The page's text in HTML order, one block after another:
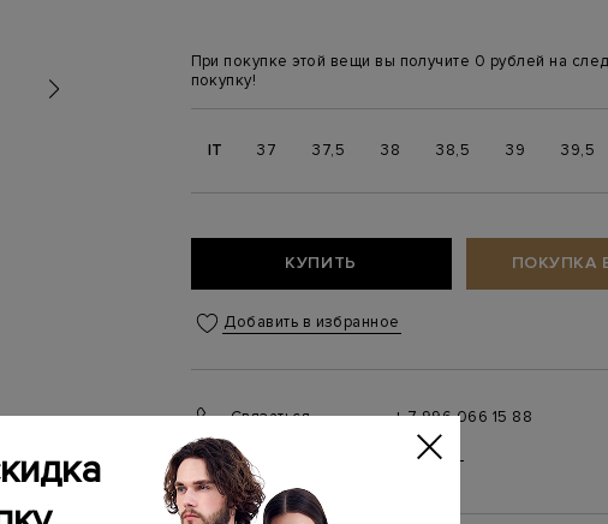
При покупке этой вещи вы получите 0 рублей на
покупку!
IT 37 37,5 38 38,5 39 39,5
КУПИТЬ ПОКУПКА
Добавить в избранное
Связаться
+ 7 996 066 15 88
Менеджер бутика в
Telegram
(ежедневно с 10:00 до 21:00)